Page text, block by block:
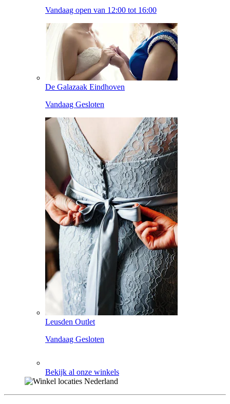
Vandaag open van 12:00 tot 16:00
De Galazaak Eindhoven
Vandaag Gesloten
Leusden Outlet
Vandaag Gesloten
Bekijk al onze winkels